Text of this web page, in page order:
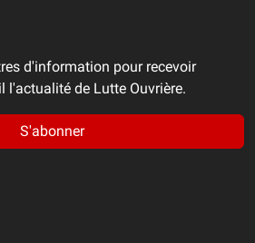
d'information pour recevoir
l'actualité de Lutte Ouvrière.
S'abonner